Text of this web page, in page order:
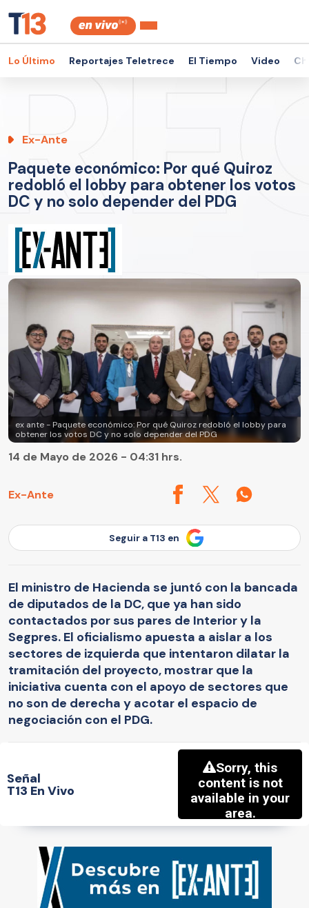
Lo Último Reportajes Teletrece El Tiempo Video
Ex-Ante
Paquete económico: Por qué Quiroz
redobló el lobby para obtener los votos
DC y no solo depender del PDG
ex ante - Paquete económico: Por qué Quiroz redobló el lobby para
obtener los votos DC y no solo depender del PDG
Ex-Ante
14 de Mayo de 2026 - 04:31 hrs.
Seguir a T13 en
El ministro de Hacienda se juntó con la bancada
de diputados de la DC, que ya han sido
contactados por sus pares de Interior y la
Segpres. El oficialismo apuesta a aislar a los
sectores de izquierda que intentaron dilatar la
tramitación del proyecto, mostrar que la
iniciativa cuenta con el apoyo de sectores que
no son de derecha y acotar el espacio de
negociación con el PDG.
Señal
T13 En Vivo